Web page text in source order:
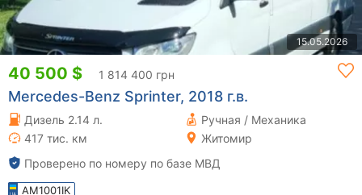
15.05.2026
40 500 $ 1 814 400 грн
Mercedes-Benz Sprinter, 2018 г.в.
Дизель 2.14 л.
Ручная / Механика
417 тис. км
Житомир
Проверено по номеру по базе МВД
AM1001IK